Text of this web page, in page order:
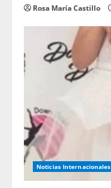
Rosa María Castillo
Noticias Internacionales